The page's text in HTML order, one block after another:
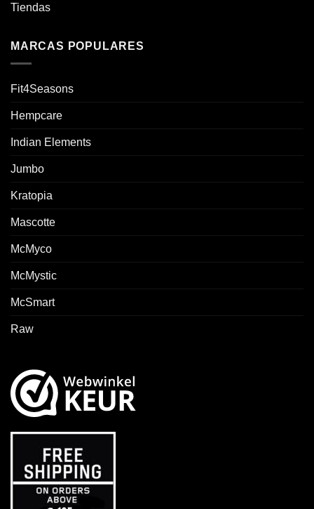
Tiendas
MARCAS POPULARES
Fit4Seasons
Hempcare
Indian Elements
Jumbo
Kratopia
Mascotte
McMyco
McMystic
McSmart
Raw